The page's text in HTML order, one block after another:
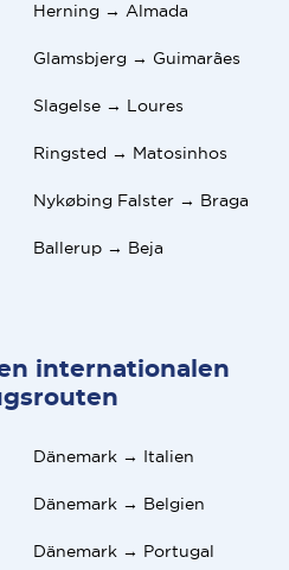
Herning → Almada
Glamsbjerg → Guimarães
Slagelse → Loures
Ringsted → Matosinhos
Nykøbing Falster → Braga
Ballerup → Beja
internationalen
Dänemark → Italien
Dänemark → Belgien
Dänemark → Portugal